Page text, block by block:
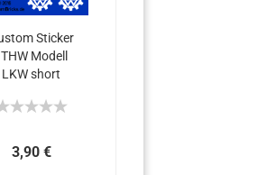
Sticker
Modell
LKW short
3,90 €